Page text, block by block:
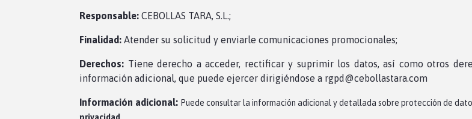
Responsable: CEBOLLAS TARA, S.L.;
Finalidad: Atender su solicitud y enviarle comunicaciones promocionales;
Derechos: Tiene derecho a acceder, rectificar y suprimir los datos, así como otros
información adicional, que puede ejercer dirigiéndose a rgpd@cebollastara.com
Información adicional: Puede consultar la información adicional y detallada sobre protección de